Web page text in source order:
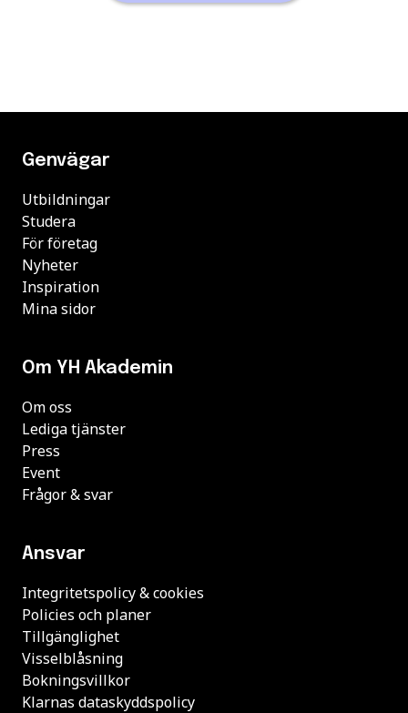
Genvägar
Utbildningar
Studera
För företag
Nyheter
Inspiration
Mina sidor
Om YH Akademin
Om oss
Lediga tjänster
Press
Event
Frågor & svar
Ansvar
Integritetspolicy & cookies
Policies och planer
Tillgänglighet
Visselblåsning
Bokningsvillkor
Klarnas dataskyddspolicy